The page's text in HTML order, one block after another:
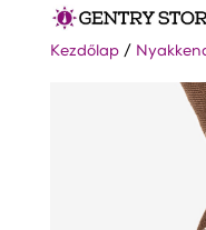
Kezdőlap/